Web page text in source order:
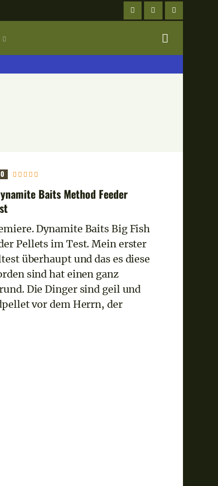
0
Baits Method Feeder
Dynamite Baits Big Fish
Pellets im Test. Mein erster
überhaupt und das es diese
sind hat einen ganz
Die Dinger sind geil und
vor dem Herrn, der